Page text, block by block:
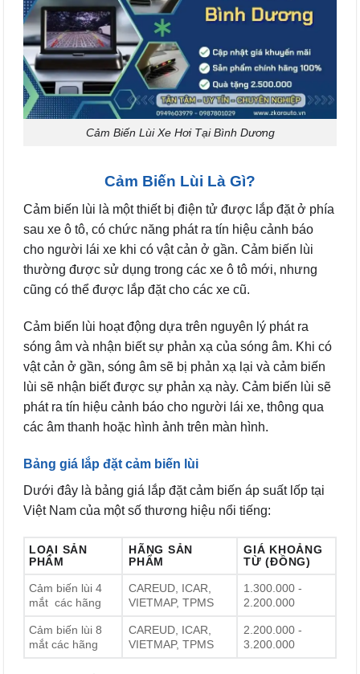
Cảm Biến Lùi Xe Hơi Tại Bình Dương
Cảm Biến Lùi Là Gì?
Cảm biến lùi là một thiết bị điện tử được lắp đặt ở phía
sau xe ô tô, có chức năng phát ra tín hiệu cảnh báo
cho người lái xe khi có vật cản ở gần. Cảm biến lùi
thường được sử dụng trong các xe ô tô mới, nhưng
cũng có thể được lắp đặt cho các xe cũ.
Cảm biến lùi hoạt động dựa trên nguyên lý phát ra
sóng âm và nhận biết sự phản xạ của sóng âm. Khi có
vật cản ở gần, sóng âm sẽ bị phản xạ lại và cảm biến
lùi sẽ nhận biết được sự phản xạ này. Cảm biến lùi sẽ
phát ra tín hiệu cảnh báo cho người lái xe, thông qua
các âm thanh hoặc hình ảnh trên màn hình.
Bảng giá lắp đặt cảm biến lùi
Dưới đây là bảng giá lắp đặt cảm biến áp suất lốp tại
Việt Nam của một số thương hiệu nổi tiếng:
LOẠI SẢN
PHẨM
HÃNG SẢN
PHẨM
GIÁ KHOẢNG
TỪ (ĐỒNG)
Cảm biến lùi 4
mắt các hãng
CAREUD, ICAR,
VIETMAP, TPMS
1.300.000 -
2.200.000
Cảm biến lùi 8
mắt các hãng
CAREUD, ICAR,
VIETMAP, TPMS
2.200.000 -
3.200.000